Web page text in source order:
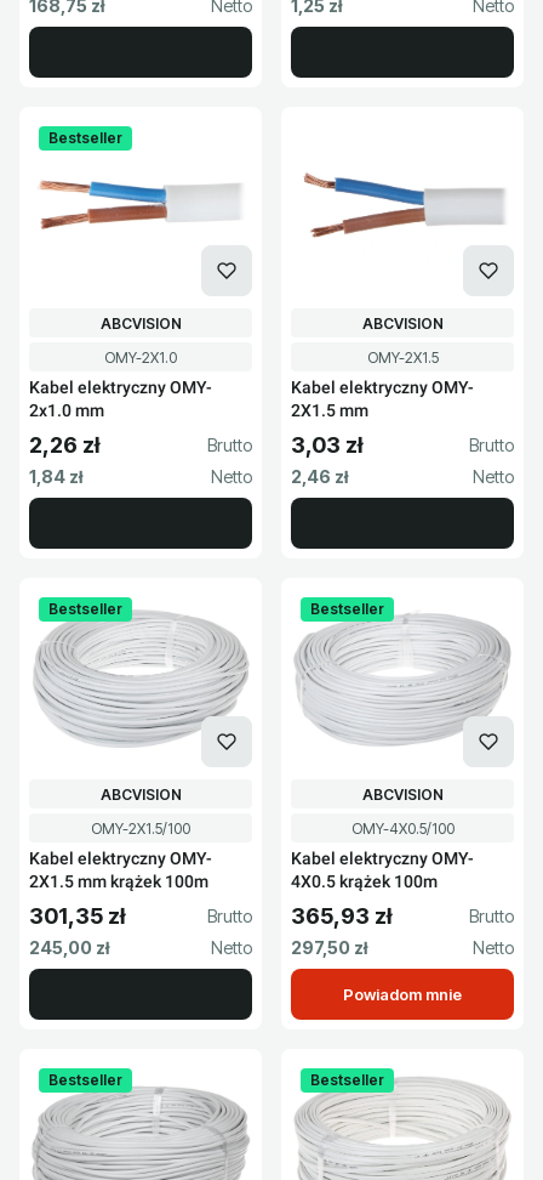
168,75 zł 1,25 zł
Bestseller
Kod produktu
OMY-2X1.0
Kabel elektryczny OMY-
2x1.0 mm
PRODUCENT
ABCVISION
Cena brutto
2,26 zł
Cena netto
1,84 zł
Kod produktu
OMY-2X1.5
Kabel elektryczny OMY-
2X1.5 mm
PRODUCENT
ABCVISION
Cena brutto
3,03 zł
Cena netto
2,46 zł
Bestseller
Kod produktu
OMY-2X1.5/100
Kabel elektryczny OMY-
2X1.5 mm krążek 100m
PRODUCENT
ABCVISION
Cena brutto
301,35 zł
Cena netto
245,00 zł
Bestseller
Kod produktu
OMY-4X0.5/100
Kabel elektryczny OMY-
4X0.5 krążek 100m
PRODUCENT
ABCVISION
Cena brutto
365,93 zł
Cena netto
297,50 zł
Powiadom mnie
Bestseller Bestseller